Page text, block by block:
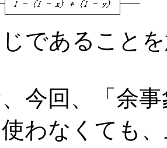
あることを
回、「余事
わなくても